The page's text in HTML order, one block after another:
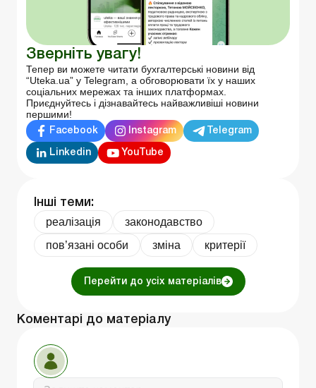
Зверніть увагу!
Тепер ви можете читати бухгалтерські новини від
“Uteka.ua” у Telegram, а обговорювати їх у наших
соціальних мережах та інших платформах.
Приєднуйтесь і дізнавайтесь найважливіші новини
першими!
Facebook Instagram Telegram
Linkedin YouTube
Інші теми:
реалізація
законодавство
пов’язані особи
зміна критерії
Перейти до усіх матеріалів
Коментарі до матеріалу